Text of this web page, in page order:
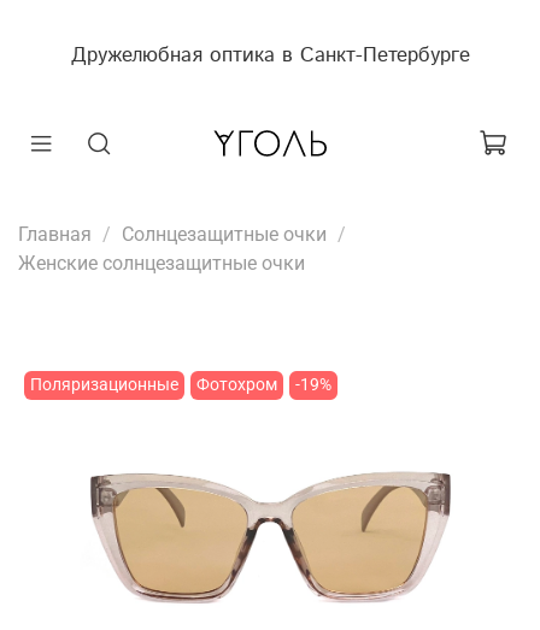
Дружелюбная оптика в Санкт-Петербурге
Главная
Солнцезащитные очки
Женские солнцезащитные очки
Поляризационные Фотохром -19%